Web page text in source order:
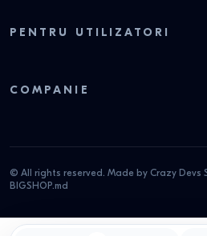
PENTRU UTILIZATORI
COMPANIE
© All rights reserved. Made by Crazy Devs
BIGSHOP.md